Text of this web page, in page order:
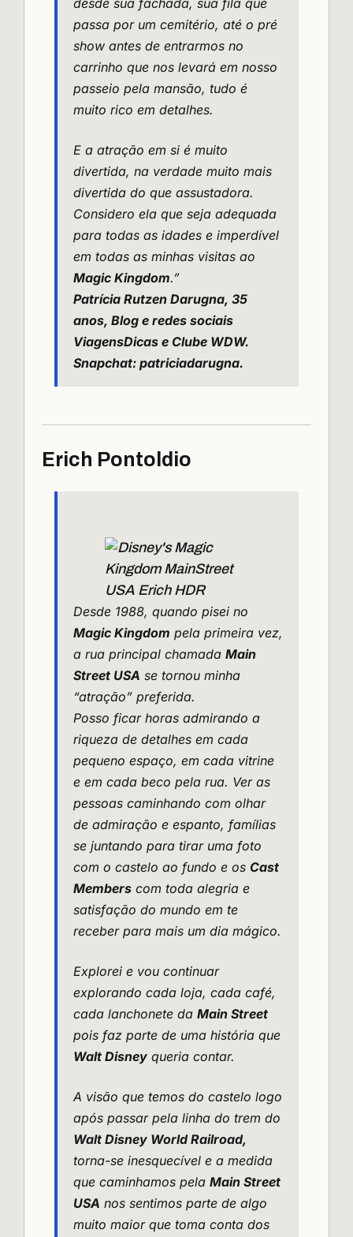
desde sua fachada, sua fila que
passa por um cemitério, até o pré
show antes de entrarmos no
carrinho que nos levará em nosso
passeio pela mansão, tudo é
muito rico em detalhes.
E a atração em si é muito
divertida, na verdade muito mais
divertida do que assustadora.
Considero ela que seja adequada
para todas as idades e imperdível
em todas as minhas visitas ao
Magic Kingdom.”
Patrícia Rutzen Darugna, 35
anos, Blog e redes sociais
ViagensDicas e Clube WDW.
Snapchat: patriciadarugna.
Erich Pontoldio
Desde 1988, quando pisei no
Magic Kingdom pela primeira vez,
a rua principal chamada Main
Street USA se tornou minha
“atração” preferida.
Posso ficar horas admirando a
riqueza de detalhes em cada
pequeno espaço, em cada vitrine
e em cada beco pela rua. Ver as
pessoas caminhando com olhar
de admiração e espanto, famílias
se juntando para tirar uma foto
com o castelo ao fundo e os Cast
Members com toda alegria e
satisfação do mundo em te
receber para mais um dia mágico.
Explorei e vou continuar
explorando cada loja, cada café,
cada lanchonete da Main Street
pois faz parte de uma história que
Walt Disney queria contar.
A visão que temos do castelo logo
após passar pela linha do trem do
Walt Disney World Railroad,
torna-se inesquecível e a medida
que caminhamos pela Main Street
USA nos sentimos parte de algo
muito maior que toma conta dos